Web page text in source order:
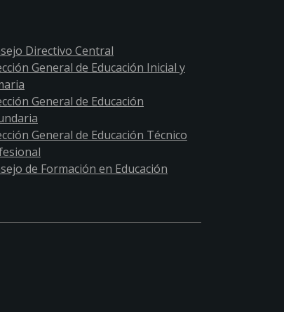
Directivo Central
General de Educación Inicial y
General de Educación
General de Educación Técnico
de Formación en Educación